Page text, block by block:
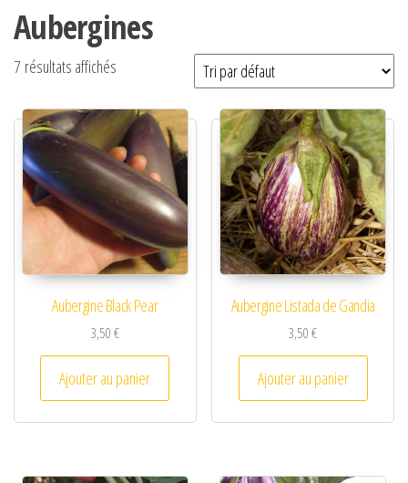
Aubergines
7 résultats affichés
Aubergine Black Pear
3,50€
Ajouter au panier
Aubergine Listada de Gandia
3,50€
Ajouter au panier